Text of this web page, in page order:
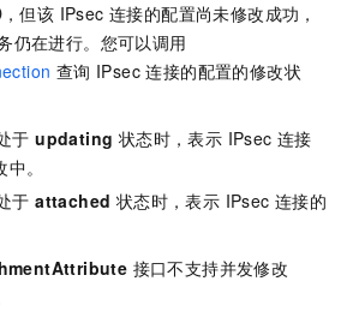
但该 IPsec 连接的配置尚未修改成功，
仍在进行。您可以调用
查询 IPsec 连接的配置的修改状
于updating 状态时，表示 IPsec 连接
。
于attached 状态时，表示 IPsec 连接的
接口不支持并发修改